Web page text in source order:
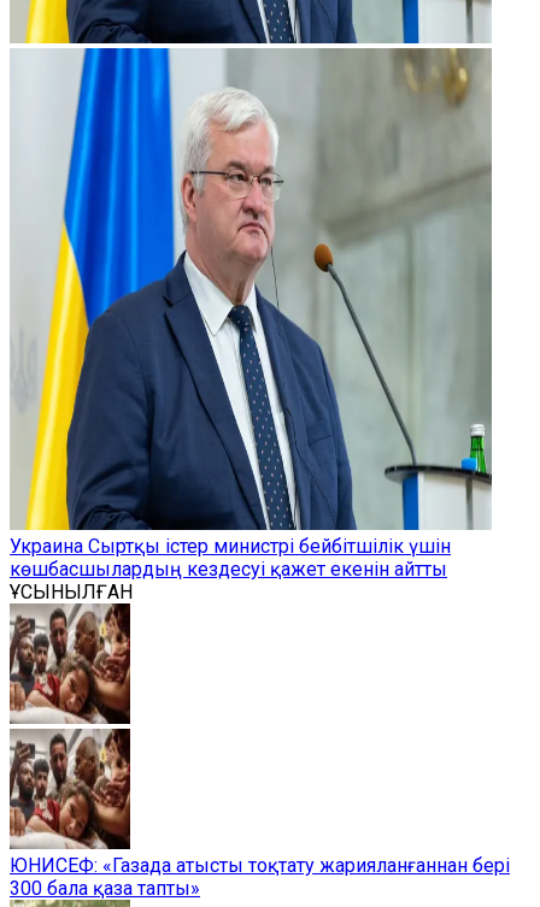
Украина Сыртқы істер министрі бейбітшілік үшін
көшбасшылардың кездесуі қажет екенін айтты
ҰСЫНЫЛҒАН
ЮНИСЕФ: «Газада атысты тоқтату жарияланғаннан бері
300 бала қаза тапты»